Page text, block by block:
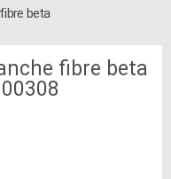
beta
fibre beta